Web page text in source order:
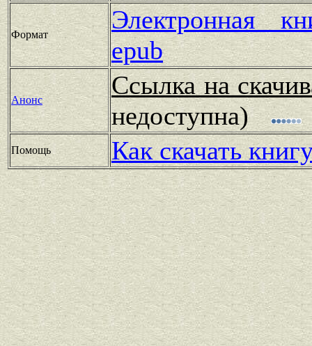
Формат
Электронная
epub
Анонс
Ссылка на
недоступна)
Помощь Как скачать